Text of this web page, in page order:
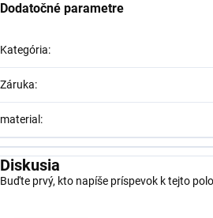
Dodatočné parametre
Kategória:
Záruka:
material:
Diskusia
Buďte prvý, kto napíše príspevok k tejto